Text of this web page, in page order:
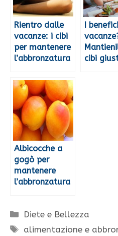
Rientro dalle
vacanze: i cibi
per mantenere
l’abbronzatura
I
cibi
Albicocche a
gogò per
mantenere
l’abbronzatura
Categorie
Diete e Bellezza
Tag
alimentazione e